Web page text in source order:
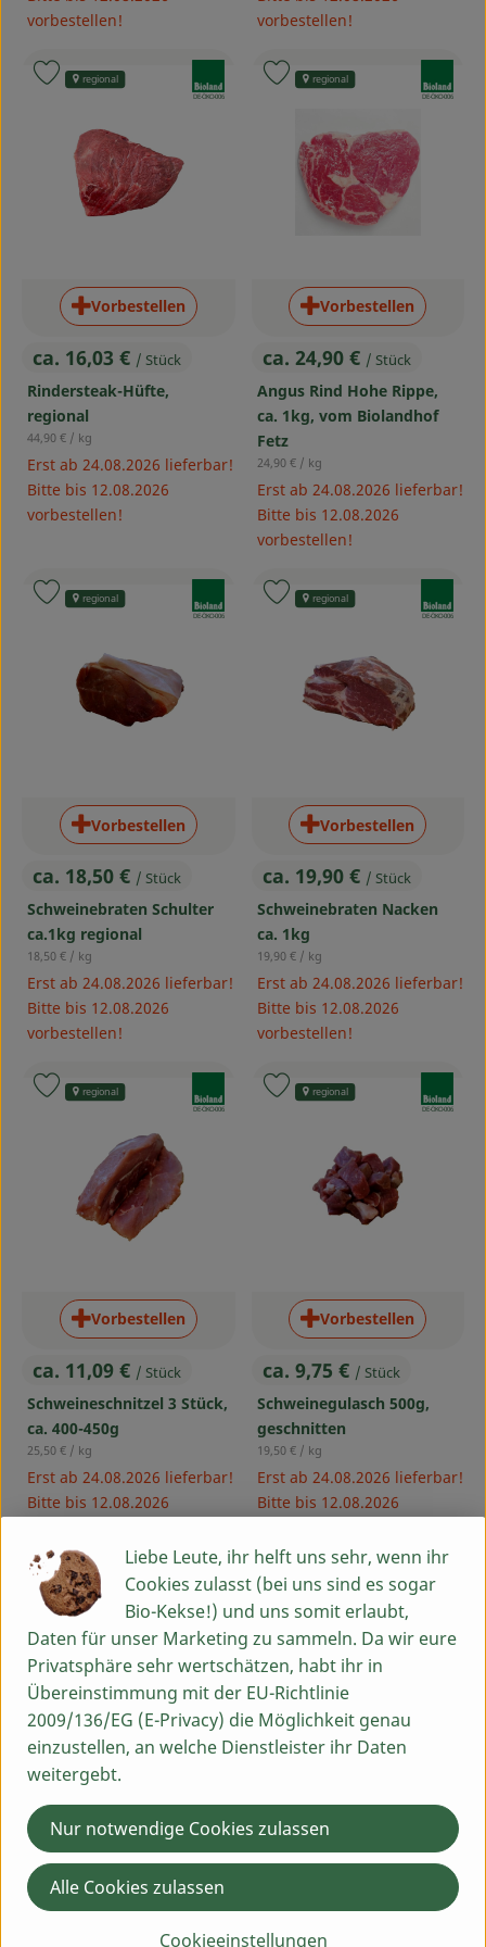
vorbestellen!
vorbestellen!
, Preis:
ca. 16,03 € / Stück
Rindersteak-Hüfte,
regional
, Referenzpreis:
44,90 € / kg
Erst ab 24.08.2026 lieferbar!
Bitte bis 12.08.2026
vorbestellen!
Vorbestellen
, Kontrollstelle:
DE-ÖKO-006
regional
Produkt zu Favouriten hinzufügen
, Preis:
ca. 24,90 € / Stück
Angus Rind Hohe Rippe,
ca. 1kg, vom Biolandhof
Fetz
, Referenzpreis:
24,90 € / kg
Erst ab 24.08.2026 lieferbar!
Bitte bis 12.08.2026
vorbestellen!
Vorbestellen
, Kontrollstelle:
DE-ÖKO-006
regional
Produkt zu Favouriten
, Preis:
ca. 18,50 € / Stück
Schweinebraten Schulter
ca.1kg regional
, Referenzpreis:
18,50 € / kg
Erst ab 24.08.2026 lieferbar!
Bitte bis 12.08.2026
vorbestellen!
Vorbestellen
, Kontrollstelle:
DE-ÖKO-006
regional
Produkt zu Favouriten hinzufügen
, Preis:
ca. 19,90 € / Stück
Schweinebraten Nacken
ca. 1kg
, Referenzpreis:
19,90 € / kg
Erst ab 24.08.2026 lieferbar!
Bitte bis 12.08.2026
vorbestellen!
Vorbestellen
, Kontrollstelle:
DE-ÖKO-006
regional
Produkt zu Favouriten
, Preis:
ca. 11,09 € / Stück
Schweineschnitzel 3 Stück,
ca. 400-450g
, Referenzpreis:
25,50 € / kg
Erst ab 24.08.2026 lieferbar!
Bitte bis 12.08.2026
Vorbestellen
, Kontrollstelle:
DE-ÖKO-006
regional
Produkt zu Favouriten hinzufügen
, Preis:
ca. 9,75 € / Stück
Schweinegulasch 500g,
geschnitten
, Referenzpreis:
19,50 € / kg
Erst ab 24.08.2026 lieferbar!
Bitte bis 12.08.2026
Vorbestellen
, Kontrollstelle:
DE-ÖKO-006
regional
Produkt zu Favouriten
, Preis:
ca. 11,03 €/ Stück
Schweinefilet, ca 300-400g
, Verband:
, Kontrollstelle:
DE-ÖKO-006
regional
Produkt zu Favouriten hinzufügen
ca. 27,90 €/ Stück
, Referenzpreis:
27,90 €/ kg
regional
Produkt zu Favouriten
Liebe Leute, ihr helft uns sehr, wenn ihr
Cookies zulasst (bei uns sind es sogar
Bio-Kekse!) und uns somit erlaubt,
Daten für unser Marketing zu sammeln. Da wir eure
Privatsphäre sehr wertschätzen, habt ihr in
Übereinstimmung mit der EU-Richtlinie
2009/136/EG (E-Privacy) die Möglichkeit genau
einzustellen, an welche Dienstleister ihr Daten
weitergebt.
Cookieeinstellungen
Nur notwendige Cookies zulassen
Alle Cookies zulassen